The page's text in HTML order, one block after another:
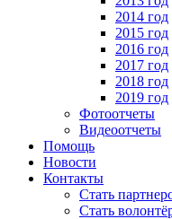
2014 год
2015 год
2016 год
2017 год
2018 год
2019 год
Фотоотчеты
Видеоотчеты
Помощь
Новости
Контакты
Стать
Стать